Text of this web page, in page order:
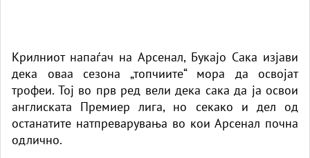
Крилниот напаѓач на Арсенал, Букајо Сака изјави
дека оваа сезона „топчиите“ мора да освојат
трофеи. Тој во прв ред вели дека сака да ја освои
англиската Премиер лига, но секако и дел од
останатите натпреварувања во кои Арсенал почна
одлично.